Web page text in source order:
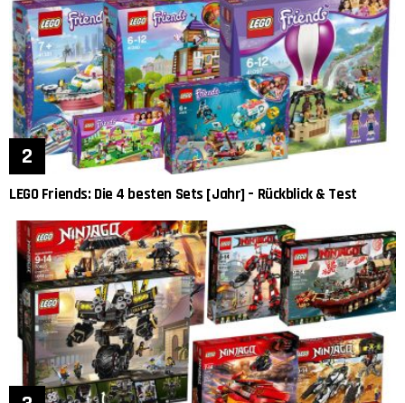
LEGO Friends: Die 4 besten Sets [Jahr] – Rückblick & Test